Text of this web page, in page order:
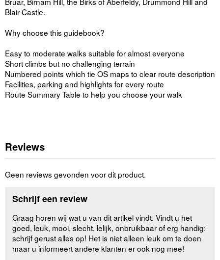
Blair Castle.
Why choose this guidebook?
Easy to moderate walks suitable for almost everyone
Short climbs but no challenging terrain
Numbered points which tie OS maps to clear route description
Facilities, parking and highlights for every route
Route Summary Table to help you choose your walk
Reviews
Geen reviews gevonden voor dit product.
Schrijf een review
Graag horen wij wat u van dit artikel vindt. Vindt u het
goed, leuk, mooi, slecht, lelijk, onbruikbaar of erg handig:
schrijf gerust alles op! Het is niet alleen leuk om te doen
maar u informeert andere klanten er ook nog mee!